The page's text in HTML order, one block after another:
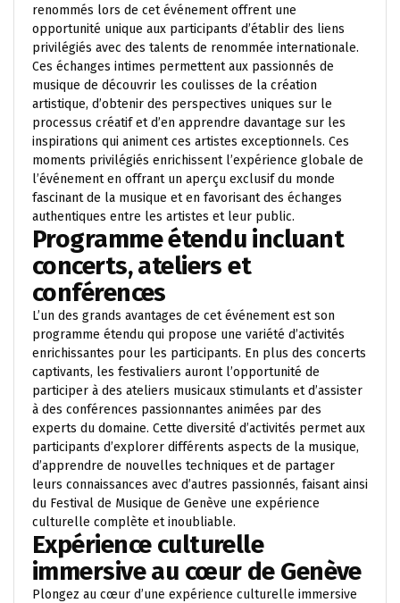
renommés lors de cet événement offrent une
opportunité unique aux participants d’établir des liens
privilégiés avec des talents de renommée internationale.
Ces échanges intimes permettent aux passionnés de
musique de découvrir les coulisses de la création
artistique, d’obtenir des perspectives uniques sur le
processus créatif et d’en apprendre davantage sur les
inspirations qui animent ces artistes exceptionnels. Ces
moments privilégiés enrichissent l’expérience globale de
l’événement en offrant un aperçu exclusif du monde
fascinant de la musique et en favorisant des échanges
authentiques entre les artistes et leur public.
Programme étendu incluant
concerts, ateliers et
conférences
L’un des grands avantages de cet événement est son
programme étendu qui propose une variété d’activités
enrichissantes pour les participants. En plus des concerts
captivants, les festivaliers auront l’opportunité de
participer à des ateliers musicaux stimulants et d’assister
à des conférences passionnantes animées par des
experts du domaine. Cette diversité d’activités permet aux
participants d’explorer différents aspects de la musique,
d’apprendre de nouvelles techniques et de partager
leurs connaissances avec d’autres passionnés, faisant ainsi
du Festival de Musique de Genève une expérience
culturelle complète et inoubliable.
Expérience culturelle
immersive au cœur de Genève
Plongez au cœur d’une expérience culturelle immersive